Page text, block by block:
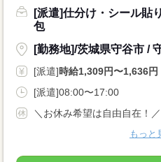
[派遣]仕分け・シール貼
包
[勤務地]/茨城県守谷市 /
[派遣]時給1,309円〜1,636円
[派遣]08:00〜17:00
もっと